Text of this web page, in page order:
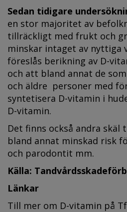
Sedan tidigare
en stor majoritet av
tillräckligt med frukt och
minskar intaget av nyttiga
föreslås berikning av D-
och att bland annat de
och äldre personer med
syntetisera D-vitamin i
D-vitamin.
Det finns också andra
bland annat minskad risk
och parodontit mm.
Källa:
Länkar
Till mer om D-vitamin på